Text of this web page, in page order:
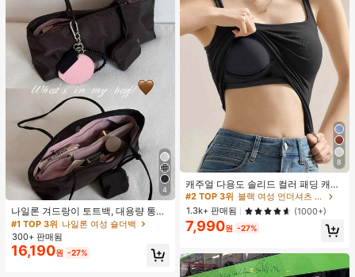
4
나일론 겨드랑이 토트백, 대용량 통근
숄더백, 작은 메이크업 백 포함, 펜던
트 미포함, 가벼운 일상 핸드백 (펜던
트 미포함)
#1 TOP 3위 나일론 여성 숄더백
300+ 판매됨
16,190원 -27%
8
캐주얼 다용도 솔리드 컬러 패딩 캐미
솔
#2 TOP 3위
블랙 여성 언더셔츠 상의
1.3k+ 판매됨
(1000+)
7,990원 -27%